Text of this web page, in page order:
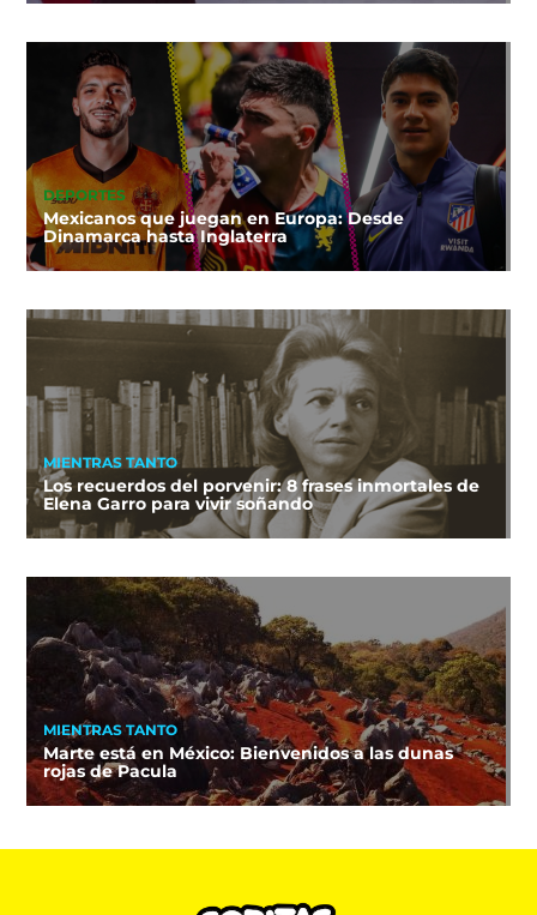
DEPORTES
Mexicanos que juegan en Europa: Desde
Dinamarca hasta Inglaterra
MIENTRAS TANTO
Los recuerdos del porvenir: 8 frases inmortales de
Elena Garro para vivir soñando
MIENTRAS TANTO
Marte está en México: Bienvenidos a las dunas
rojas de Pacula